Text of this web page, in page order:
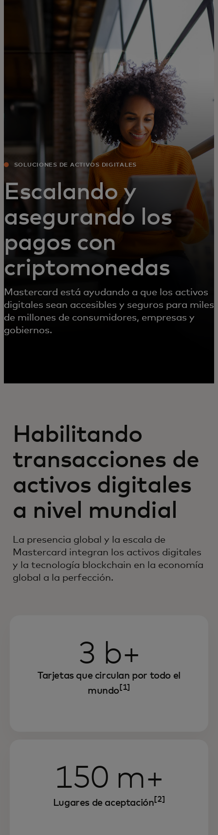
Para empresas
Para el mundo
Para innovadores
Noticias y tendencias
SOLUCIONES DE ACTIVOS DIGITALES
Escalando y
asegurando los
pagos con
criptomonedas
Mastercard está ayudando a que los activos
digitales sean accesibles y seguros para miles
de millones de consumidores, empresas y
gobiernos.
Habilitando
transacciones de
activos digitales
a nivel mundial
La presencia global y la escala de
Mastercard integran los activos digitales
y la tecnología blockchain en la economía
global a la perfección.
3 b+
Tarjetas que circulan por todo el
mundo[1]
150 m+
Lugares de aceptación [2]